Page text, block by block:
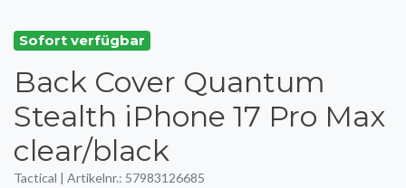
Sofort verfügbar
Back Cover Quantum
Stealth iPhone 17 Pro Max
clear/black
Tactical | Artikelnr.: 57983126685